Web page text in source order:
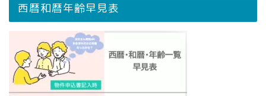
西暦和暦年齢早見表